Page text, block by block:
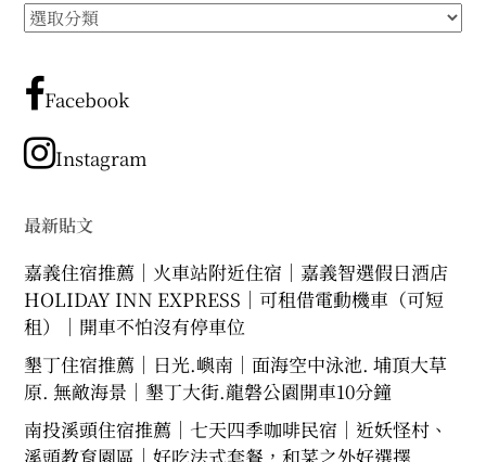
所
文
章
類
Facebook
Instagram
最新貼文
嘉義住宿推薦｜火車站附近住宿｜嘉義智選假日酒店
HOLIDAY INN EXPRESS｜可租借電動機車（可短
租）｜開車不怕沒有停車位
墾丁住宿推薦｜日光.嶼南｜面海空中泳池. 埔頂大草
原. 無敵海景｜墾丁大街.龍磐公園開車10分鐘
南投溪頭住宿推薦｜七天四季咖啡民宿｜近妖怪村、
溪頭教育園區｜好吃法式套餐，和菜之外好選擇